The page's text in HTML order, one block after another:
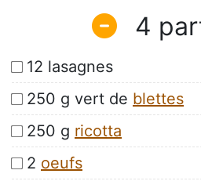
4
12 lasagnes
250 g vert de blettes
250 g ricotta
2 oeufs